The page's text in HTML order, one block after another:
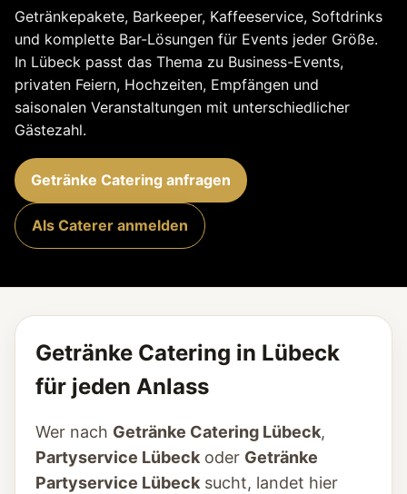
Getränkepakete, Barkeeper, Kaffeeservice, Softdrinks
und komplette Bar-Lösungen für Events jeder Größe.
In Lübeck passt das Thema zu Business-Events,
privaten Feiern, Hochzeiten, Empfängen und
saisonalen Veranstaltungen mit unterschiedlicher
Gästezahl.
Getränke Catering anfragen
Als Caterer anmelden
Getränke Catering in Lübeck
für jeden Anlass
Wer nach Getränke Catering Lübeck,
Partyservice Lübeck oder Getränke
Partyservice Lübeck sucht, landet hier